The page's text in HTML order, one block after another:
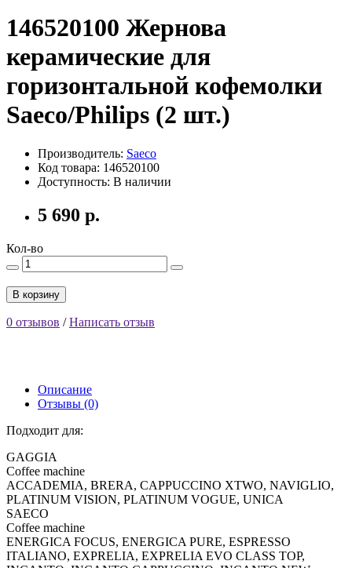
146520100 Жернова
керамические для
горизонтальной кофемолки
Saeco/Philips (2 шт.)
Производитель: Saeco
Код товара: 146520100
Доступность: В наличии
5 690 р.
Кол-во
В корзину
0 отзывов /Написать отзыв
Описание
Отзывы (0)
Подходит для:
GAGGIA
Coffee machine
ACCADEMIA, BRERA, CAPPUCCINO XTWO, NAVIGLIO,
PLATINUM VISION, PLATINUM VOGUE, UNICA
SAECO
Coffee machine
ENERGICA FOCUS, ENERGICA PURE, ESPRESSO
ITALIANO, EXPRELIA, EXPRELIA EVO CLASS TOP,